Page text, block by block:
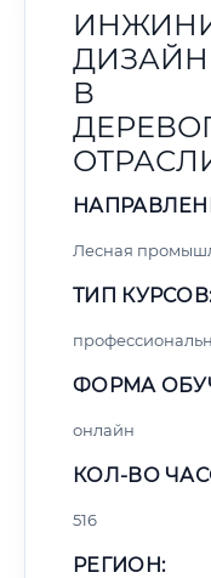
В
Лесная
ТИП
ФОРМА
онлайн
КОЛ-ВО
516
РЕГИОН: